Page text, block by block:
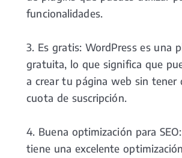
funcionalidades.
3. Es gratis: WordPress es una
gratuita, lo que significa que
a crear tu página web sin tener
cuota de suscripción.
4. Buena optimización para
tiene una excelente